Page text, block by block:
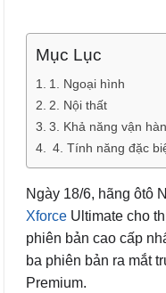
Mục Lục
1. Ngoại hình
2. Nội thất
3. Khả năng vận
4. Tính năng đặc
Ngày 18/6, hãng ôtô
Xforce Ultimate cho
phiên bản cao cấp
ba phiên bản ra mắt
Premium.